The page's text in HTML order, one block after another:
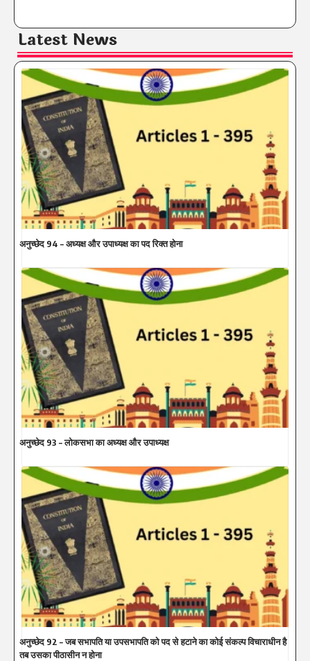
Latest News
अनुच्छेद 94 – अध्यक्ष और उपाध्यक्ष का पद रिक्त होना
अनुच्छेद 93 – लोकसभा का अध्यक्ष और उपाध्यक्ष
अनुच्छेद 92 – जब सभापति या उपसभापति को पद से हटाने का कोई संकल्प विचाराधीन है
तब उसका पीठासीन न होना